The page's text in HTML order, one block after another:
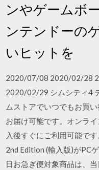
ンやゲームボ
ンテンドーの
いヒットを
2020/07/08 2020/02/28
2020/02/29 シムシティ4
ムストアでいつでもお買
お届け可能です。オンラ
入後すぐにご利用可能で
2nd Edition (輸入版)がPC
日お急ぎ便対象商品は、